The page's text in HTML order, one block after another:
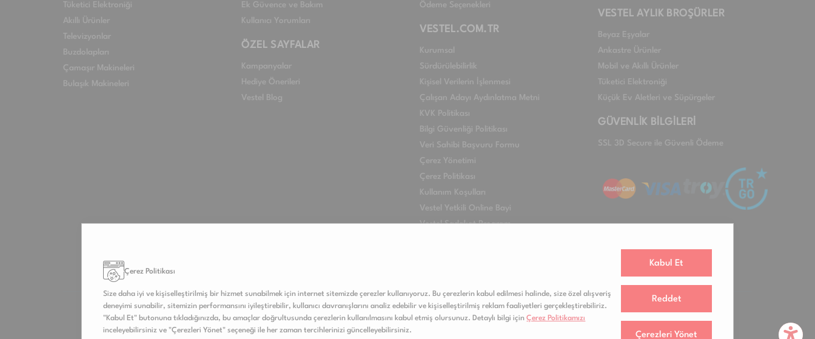
Tüketici Elektroniği
Akıllı Ürünler
Televizyonlar
Buzdolapları
Çamaşır Makineleri
Bulaşık Makineleri
Ek Güvence ve Bakım
Kullanıcı Yorumları
ÖZEL SAYFALAR
Kampanyalar
Hediye Önerileri
Vestel Blog
Ödeme Seçenekleri
VESTEL.COM.TR
Kurumsal
Sürdürülebilirlik
Kişisel Verilerin İşlenmesi
Çalışan Adayı Aydınlatma Metni
KVK Politikası
Bilgi Güvenliği Politikası
Veri Sahibi Başvuru Formu
Çerez Yönetimi
Çerez Politikası
Kullanım Koşulları
Vestel Yetkili Online Bayi
Vestel Sadakat Program
VESTEL AYLIK BROŞÜRLER
Beyaz Eşyalar
Ankastre Ürünler
Mobil ve Akıllı Ürünler
Tüketici Elektroniği
Küçük Ev Aletleri ve Süpürgeler
GÜVENLİK BİLGİLERİ
SSL 3D Secure ile Güvenli Ödeme
Copyright © 2020
Çerez Politikası
Size daha iyi ve kişiselleştirilmiş bir hizmet sunabilmek için internet sitemizde çerezler kullanıyoruz. Bu çerezlerin kabul edilmesi halinde, size özel alışveriş
deneyimi sunabilir, sitemizin performansını iyileştirebilir, kullanıcı davranışlarını analiz edebilir ve kişiselleştirilmiş reklam faaliyetleri gerçekleştirebiliriz.
"Kabul Et" butonuna tıkladığınızda, bu amaçlar doğrultusunda çerezlerin kullanılmasını kabul etmiş olursunuz. Detaylı bilgi içinÇerez Politikamızı
inceleyebilirsiniz ve "Çerezleri Yönet" seçeneği ile her zaman tercihlerinizi güncelleyebilirsiniz.
Kabul Et
Reddet
Çerezleri Yönet